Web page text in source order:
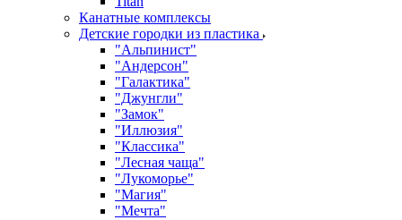
Канатные комплексы
Детские городки из пластика
"Альпинист"
"Андерсон"
"Галактика"
"Джунгли"
"Замок"
"Иллюзия"
"Классика"
"Лесная чаща"
"Лукоморье"
"Магия"
"Мечта"